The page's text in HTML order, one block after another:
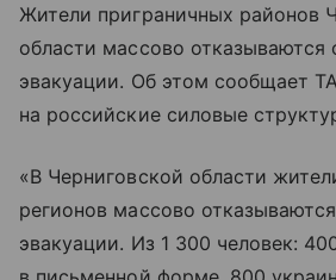
Жители приграничных районов
области массово отказываются
эвакуации. Об этом сообщает
на российские силовые
«В Черниговской области
регионов массово
эвакуации. Из 1 300 человек: